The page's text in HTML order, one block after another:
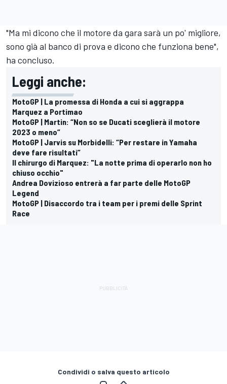
"Ma mi dicono che il motore da gara sarà un po' migliore,
sono già al banco di prova e dicono che funziona bene",
ha concluso.
Leggi anche:
MotoGP | La promessa di Honda a cui si aggrappa
Marquez a Portimao
MotoGP | Martin: “Non so se Ducati sceglierà il motore
2023 o meno”
MotoGP | Jarvis su Morbidelli: “Per restare in Yamaha
deve fare risultati”
Il chirurgo di Marquez: "La notte prima di operarlo non ho
chiuso occhio"
Andrea Dovizioso entrerà a far parte delle MotoGP
Legend
MotoGP | Disaccordo tra i team per i premi delle Sprint
Race
Condividi o salva questo articolo